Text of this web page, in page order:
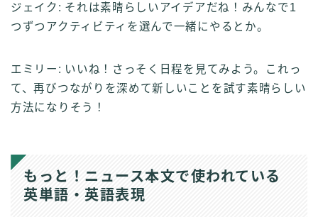
ジェイク: それは素晴らしいアイデアだね！みんなで1
つずつアクティビティを選んで一緒にやるとか。
エミリー: いいね！さっそく日程を見てみよう。これっ
て、再びつながりを深めて新しいことを試す素晴らしい
方法になりそう！
もっと！ニュース本文で使われている
英単語・英語表現